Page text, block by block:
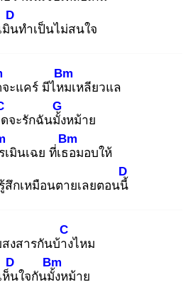
มิน
D
ทำเป็นไม่สนใจ
จะแคร์ มีไหม
Bm
เหลียวแล
จะรักฉันมั้ง
G
หม้าย
เมินเฉย ที่เธอ
Bm
มอบให้
สึกเหมือนตายเลยตอนนี้
D
สงสารกันบ้าง
C
ไหม
ห็น
D
ใจกันมั้ง
Bm
หม้าย